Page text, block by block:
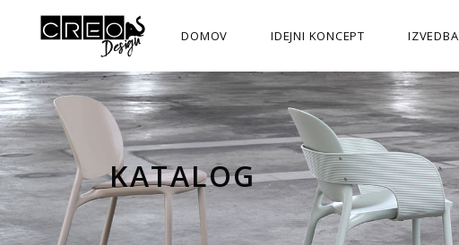
DOMOV IDEJNI KONCEPT IZVEDBA
KATALOG